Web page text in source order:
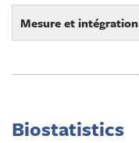
Mesure et
Biostatistics